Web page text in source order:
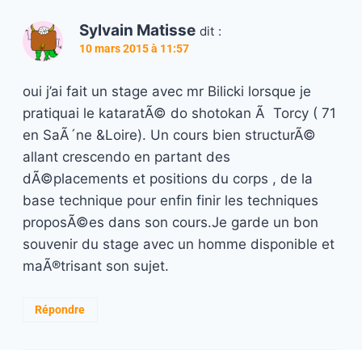
Sylvain Matisse dit :
10 mars 2015 à 11:57
oui j’ai fait un stage avec mr Bilicki lorsque je
pratiquai le kataratÃ© do shotokan Ã Torcy ( 71
en SaÃ´ne &Loire). Un cours bien structurÃ©
allant crescendo en partant des
dÃ©placements et positions du corps , de la
base technique pour enfin finir les techniques
proposÃ©es dans son cours.Je garde un bon
souvenir du stage avec un homme disponible et
maÃ®trisant son sujet.
Répondre